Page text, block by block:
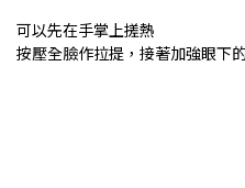
可以先在手掌上搓熱
按壓全臉作拉提，接著加強眼下